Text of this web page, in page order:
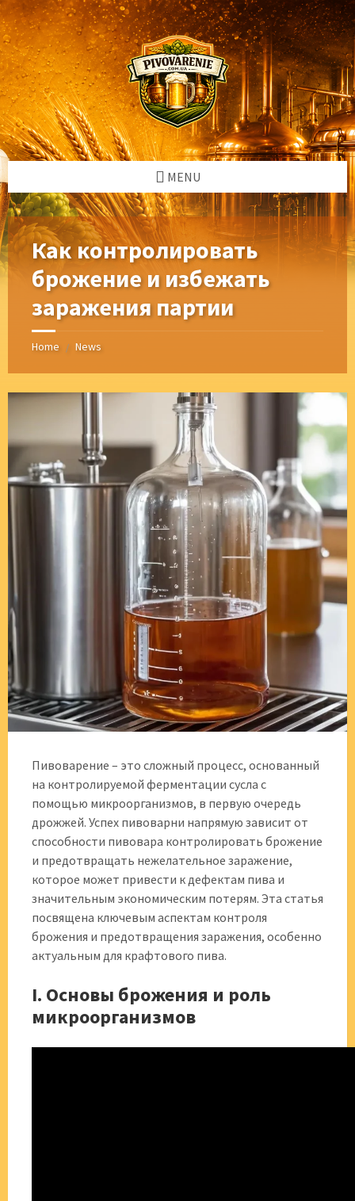
Skip
to
content
Skip
to
left
sidebar
Skip
to
right
sidebar
Skip
to
footer
MENU
Как контролировать
брожение и избежать
заражения партии
Home / News
Пивоварение – это сложный процесс, основанный
на контролируемой ферментации сусла с
помощью микроорганизмов, в первую очередь
дрожжей. Успех пивоварни напрямую зависит от
способности пивовара контролировать брожение
и предотвращать нежелательное заражение,
которое может привести к дефектам пива и
значительным экономическим потерям. Эта статья
посвящена ключевым аспектам контроля
брожения и предотвращения заражения, особенно
актуальным для крафтового пива.
I. Основы брожения и роль
микроорганизмов